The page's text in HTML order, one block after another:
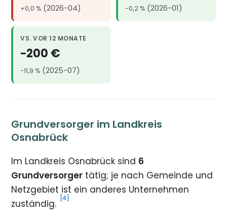
+0,0 % (2026-04) −0,2 % (2026-01)
VS. VOR 12 MONATE
−200 €
−11,9 % (2025-07)
Grundversorger im Landkreis
Osnabrück
Im Landkreis Osnabrück sind 6
Grundversorger tätig; je nach Gemeinde und
Netzgebiet ist ein anderes Unternehmen
zuständig.
[4]